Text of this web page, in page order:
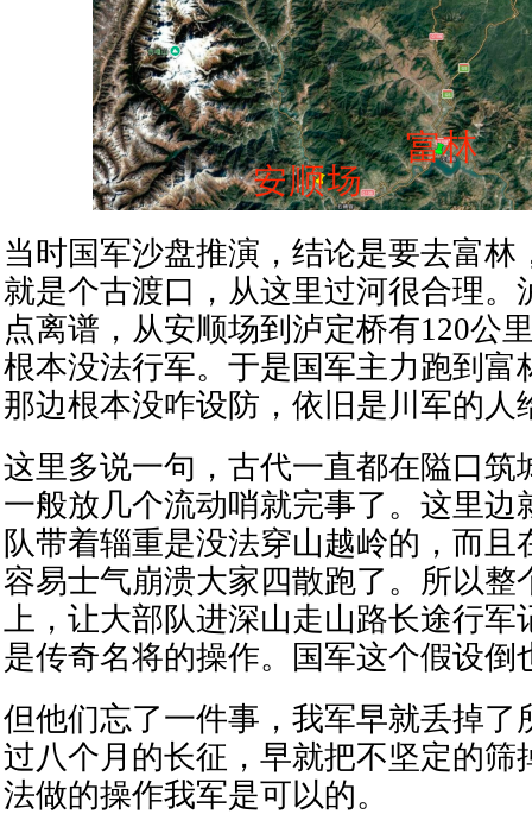
当时国军沙盘推演，结论是要去富林
就是个古渡口，从这里过河很合理。
点离谱，从安顺场到泸定桥有120公
根本没法行军。于是国军主力跑到富
那边根本没咋设防，依旧是川军的人
这里多说一句，古代一直都在隘口筑
一般放几个流动哨就完事了。这里边
队带着辎重是没法穿山越岭的，而且
容易士气崩溃大家四散跑了。所以整
上，让大部队进深山走山路长途行军
是传奇名将的操作。国军这个假设倒
但他们忘了一件事，我军早就丢掉了
过八个月的长征，早就把不坚定的筛
法做的操作我军是可以的。